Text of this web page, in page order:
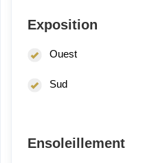
Exposition
Ouest
Sud
Ensoleillement